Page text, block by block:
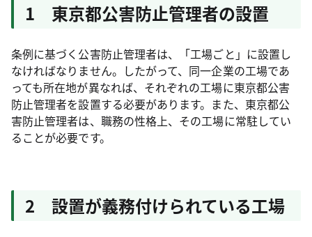
1 東京都公害防止管理者の設置
条例に基づく公害防止管理者は、「工場ごと」に設置し
なければなりません。したがって、同一企業の工場であ
っても所在地が異なれば、それぞれの工場に東京都公害
防止管理者を設置する必要があります。また、東京都公
害防止管理者は、職務の性格上、その工場に常駐してい
ることが必要です。
2 設置が義務付けられている工場